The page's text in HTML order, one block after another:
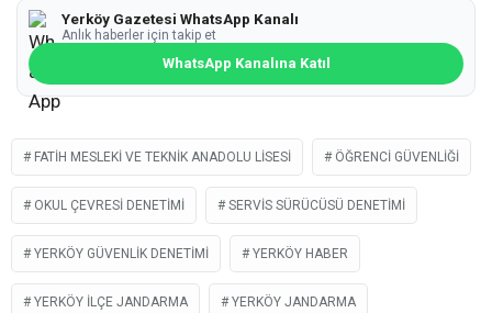
Yerköy Gazetesi WhatsApp Kanalı
Anlık haberler için takip et
WhatsApp Kanalına Katıl
FATIH MESLEKI VE TEKNIK ANADOLU LISESI ÖĞRENCI GÜVENLIĞI
OKUL ÇEVRESI DENETIMI SERVIS SÜRÜCÜSÜ DENETIMI
YERKÖY GÜVENLIK DENETIMI YERKÖY HABER
YERKÖY ILÇE JANDARMA YERKÖY JANDARMA